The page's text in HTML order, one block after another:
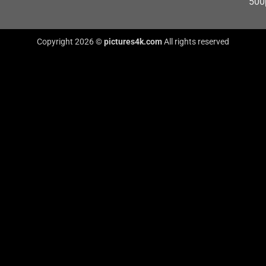
Copyright 2026 ©pictures4k.comAll rights reserved